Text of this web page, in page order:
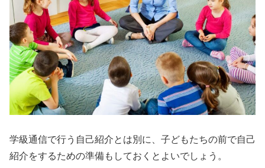
学級通信で行う自己紹介とは別に、子どもたちの前で自己
紹介をするための準備もしておくとよいでしょう。